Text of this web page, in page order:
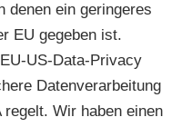
denen ein geringeres
EU gegeben ist.
US-Data-Privacy
Datenverarbeitung
Wir haben einen